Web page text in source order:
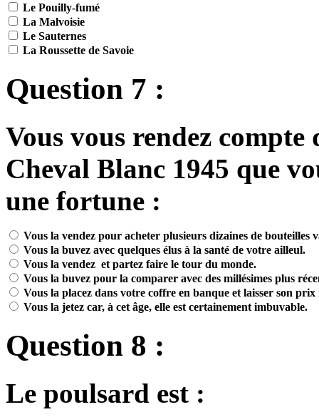
Le Pouilly-fumé
La Malvoisie
Le Sauternes
La Roussette de Savoie
Question 7 :
Vous vous rendez
Cheval Blanc 1945 que
une fortune :
Vous la vendez pour acheter plusieurs dizaines de bouteilles
Vous la buvez avec quelques élus à la santé de votre ailleul.
Vous la vendez et partez faire le tour du monde.
Vous la buvez pour la comparer avec des millésimes plus
Vous la placez dans votre coffre en banque et laisser son prix
Vous la jetez car, à cet âge, elle est certainement imbuvable.
Question 8 :
Le poulsard est :